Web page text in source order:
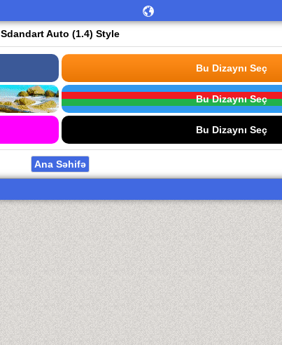
Sdandart Auto (1.4) Style
Bu Dizaynı Seç
Bu Dizaynı Seç
Bu Dizaynı Seç
Ana Səhifə